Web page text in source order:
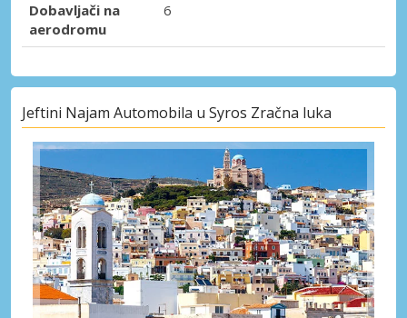
Dobavljači na
aerodromu
6
Jeftini Najam Automobila u Syros Zračna luka